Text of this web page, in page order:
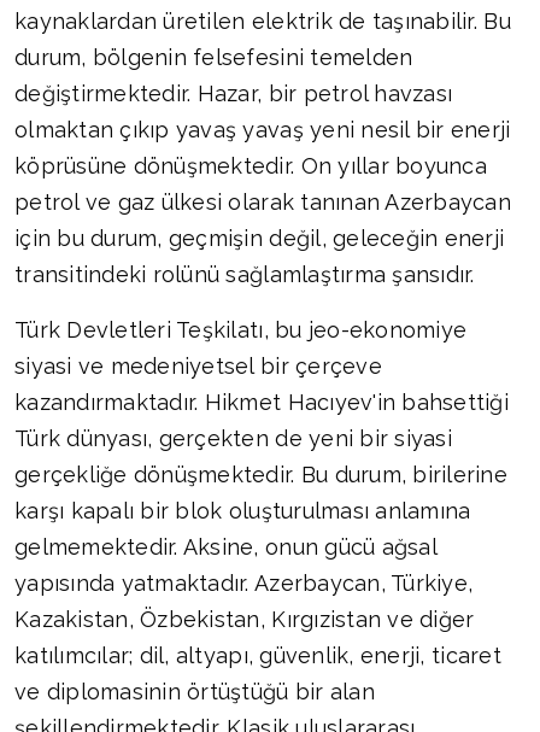
kaynaklardan üretilen elektrik de taşınabilir. Bu
durum, bölgenin felsefesini temelden
değiştirmektedir. Hazar, bir petrol havzası
olmaktan çıkıp yavaş yavaş yeni nesil bir enerji
köprüsüne dönüşmektedir. On yıllar boyunca
petrol ve gaz ülkesi olarak tanınan Azerbaycan
için bu durum, geçmişin değil, geleceğin enerji
transitindeki rolünü sağlamlaştırma şansıdır.
Türk Devletleri Teşkilatı, bu jeo-ekonomiye
siyasi ve medeniyetsel bir çerçeve
kazandırmaktadır. Hikmet Hacıyev'in bahsettiği
Türk dünyası, gerçekten de yeni bir siyasi
gerçekliğe dönüşmektedir. Bu durum, birilerine
karşı kapalı bir blok oluşturulması anlamına
gelmemektedir. Aksine, onun gücü ağsal
yapısında yatmaktadır. Azerbaycan, Türkiye,
Kazakistan, Özbekistan, Kırgızistan ve diğer
katılımcılar; dil, altyapı, güvenlik, enerji, ticaret
ve diplomasinin örtüştüğü bir alan